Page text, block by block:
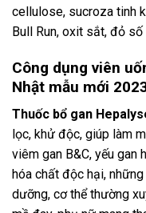
cellulose, sucroza tinh
Bull Run, oxit sắt, đỏ
Công dụng viên
Nhật mẫu mới
Thuốc bổ gan
lọc, khử độc, giúp làm
viêm gan B&C, yếu gan
hóa chất độc hại,
dưỡng, cơ thể thường